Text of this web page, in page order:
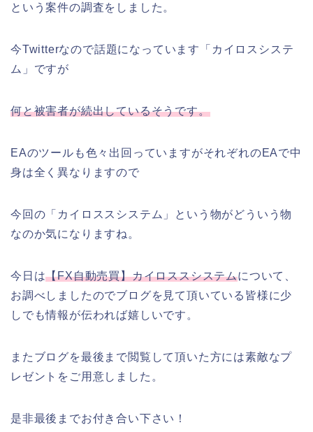
という案件の調査をしました。
今Twitterなので話題になっています「カイロスシステ
ム」ですが
何と被害者が続出しているそうです。
EAのツールも色々出回っていますがそれぞれのEAで中
身は全く異なりますので
今回の「カイロススシステム」という物がどういう物
なのか気になりますね。
今日は【FX自動売買】カイロススシステムについて、
お調べしましたのでブログを見て頂いている皆様に少
しでも情報が伝われば嬉しいです。
またブログを最後まで閲覧して頂いた方には素敵なプ
レゼントをご用意しました。
是非最後までお付き合い下さい！